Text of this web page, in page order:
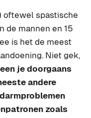
oftewel spastische
de mannen en 15
is het de meest
Niet gek,
je doorgaans
andere
zoals